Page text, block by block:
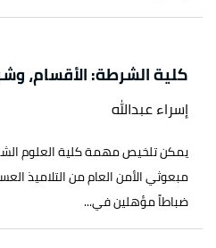
كلية الشرطة: الأقسام،
إسراء عبدالله
يمكن تلخيص مهمة كلية العلوم
مبعوثي الأمن العام من التلاميذ
ضباطاً مؤهلين في...